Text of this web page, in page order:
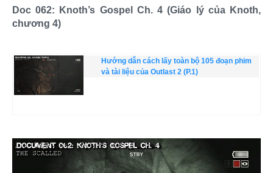
Doc 062: Knoth’s Gospel Ch. 4 (Giáo lý của Knoth,
chương 4)
Hướng dẫn cách lấy toàn bộ 105 đoạn phim
và tài liệu của Outlast 2 (P.1)